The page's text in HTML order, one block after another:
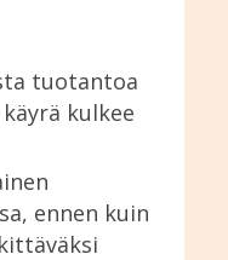
tuotantoa
kulkee
ennen kuin